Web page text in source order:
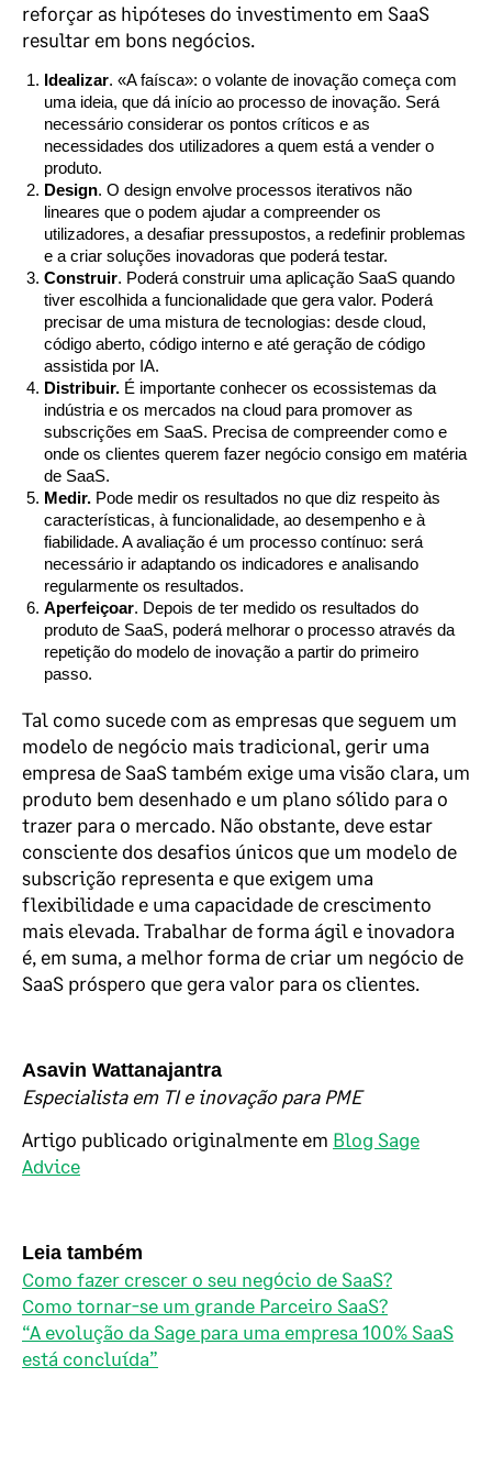
reforçar as hipóteses do investimento em SaaS
resultar em bons negócios.
Idealizar. «A faísca»: o volante de inovação começa com
uma ideia, que dá início ao processo de inovação. Será
necessário considerar os pontos críticos e as
necessidades dos utilizadores a quem está a vender o
produto.
Design. O design envolve processos iterativos não
lineares que o podem ajudar a compreender os
utilizadores, a desafiar pressupostos, a redefinir problemas
e a criar soluções inovadoras que poderá testar.
Construir. Poderá construir uma aplicação SaaS quando
tiver escolhida a funcionalidade que gera valor. Poderá
precisar de uma mistura de tecnologias: desde cloud,
código aberto, código interno e até geração de código
assistida por IA.
Distribuir. É importante conhecer os ecossistemas da
indústria e os mercados na cloud para promover as
subscrições em SaaS. Precisa de compreender como e
onde os clientes querem fazer negócio consigo em matéria
de SaaS.
Medir. Pode medir os resultados no que diz respeito às
características, à funcionalidade, ao desempenho e à
fiabilidade. A avaliação é um processo contínuo: será
necessário ir adaptando os indicadores e analisando
regularmente os resultados.
Aperfeiçoar. Depois de ter medido os resultados do
produto de SaaS, poderá melhorar o processo através da
repetição do modelo de inovação a partir do primeiro
passo.
Tal como sucede com as empresas que seguem um
modelo de negócio mais tradicional, gerir uma
empresa de SaaS também exige uma visão clara, um
produto bem desenhado e um plano sólido para o
trazer para o mercado. Não obstante, deve estar
consciente dos desafios únicos que um modelo de
subscrição representa e que exigem uma
flexibilidade e uma capacidade de crescimento
mais elevada. Trabalhar de forma ágil e inovadora
é, em suma, a melhor forma de criar um negócio de
SaaS próspero que gera valor para os clientes.
Asavin Wattanajantra
Especialista em TI e inovação para PME
Artigo publicado originalmente em Blog Sage
Advice
Leia também
Como fazer crescer o seu negócio de SaaS?
Como tornar-se um grande Parceiro SaaS?
“A evolução da Sage para uma empresa 100% SaaS
está concluída”